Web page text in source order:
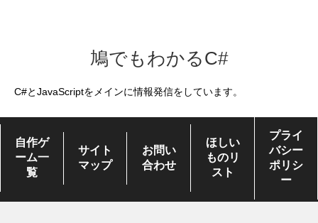
鳩でもわかるC#
C#とJavaScriptをメインに情報発信をしています。
自作ゲ
ーム一
覧
サイト
マップ
お問い
合わせ
ほしい
ものリ
スト
プライ
バシー
ポリシ
ー